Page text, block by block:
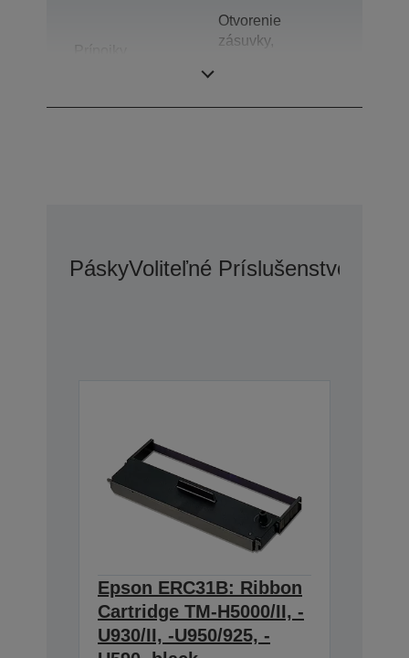
Otvorenie
zásuvky,
PáskyVoliteľné Príslušenstvo
Epson ERC31B: Ribbon
Cartridge TM-H5000/II, -
U930/II, -U950/925, -